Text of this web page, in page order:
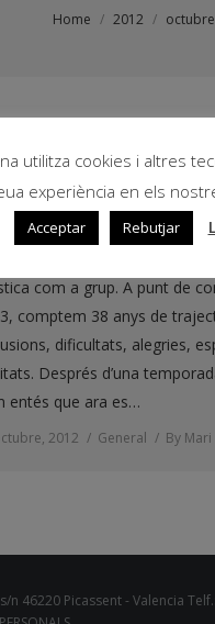
Home 2012 octubre
s’acomiada
amigues i amics.
adrecem a vosaltres per
com a grup. A punt de
comptem 38 anys de
dificultats, alegries,
Després d’una
entés que ara es…
2012 General By
n 46220 Picassent - Valencia
utilitza cookies i altres
experiència en els
Acceptar Rebutjar